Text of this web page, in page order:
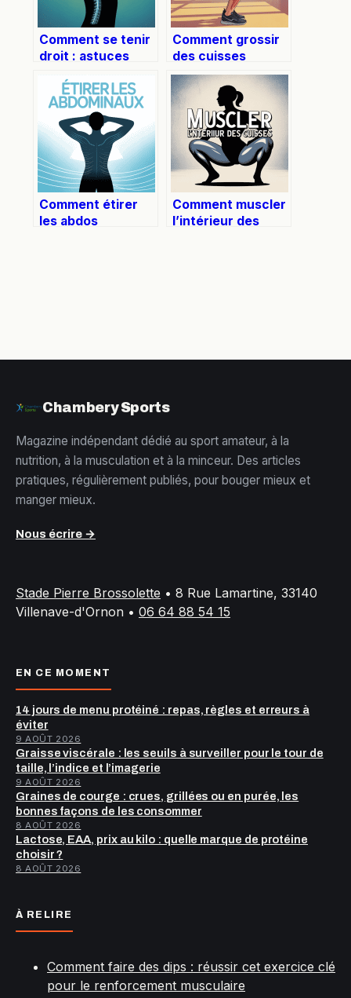
Comment se tenir
droit : astuces
adopter une
posture saine
Comment grossir
des cuisses
efficacement et
durablement
Comment étirer
les abdos
Comment muscler
l’intérieur des
Chambery Sports
Magazine indépendant dédié au sport amateur, à la
nutrition, à la musculation et à la minceur. Des articles
pratiques, régulièrement publiés, pour bouger mieux et
manger mieux.
Nous écrire →
Stade Pierre Brossolette • 8 Rue Lamartine, 33140
Villenave-d'Ornon • 06 64 88 54 15
EN CE MOMENT
14 jours de menu protéiné : repas, règles et erreurs à
éviter
9 AOÛT 2026
Graisse viscérale : les seuils à surveiller pour le tour de
taille, l’indice et l’imagerie
9 AOÛT 2026
Graines de courge : crues, grillées ou en purée, les
bonnes façons de les consommer
8 AOÛT 2026
Lactose, EAA, prix au kilo : quelle marque de protéine
choisir ?
8 AOÛT 2026
À RELIRE
Comment faire des dips : réussir cet exercice clé
pour le renforcement musculaire